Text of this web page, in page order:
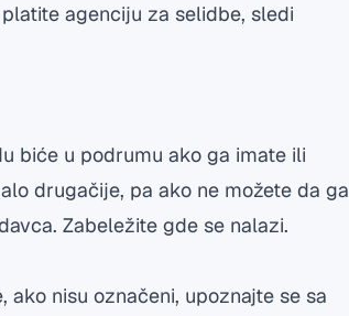
agenciju za selidbe, sledi
biće u podrumu ako ga imate ili
drugačije, pa ako ne možete da ga
Zabeležite gde se nalazi.
nisu označeni, upoznajte se sa